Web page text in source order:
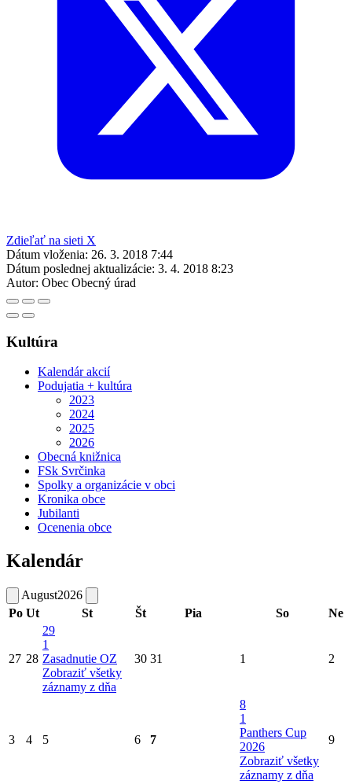
Zdieľať na sieti X
Dátum vloženia: 26. 3. 2018 7:44
Dátum poslednej aktualizácie: 3. 4. 2018 8:23
Autor: Obec Obecný úrad
Kultúra
Kalendár akcií
Podujatia + kultúra
2023
2024
2025
2026
Obecná knižnica
FSk Svrčinka
Spolky a organizácie v obci
Kronika obce
Jubilanti
Ocenenia obce
Kalendár
August2026
Po Ut St Št Pia So Ne
27 28
29
1
Zasadnutie OZ
Zobraziť všetky
záznamy z dňa
30 31 1 2
3 4 5 6 7
8
1
Panthers Cup
2026
Zobraziť všetky
záznamy z dňa
9